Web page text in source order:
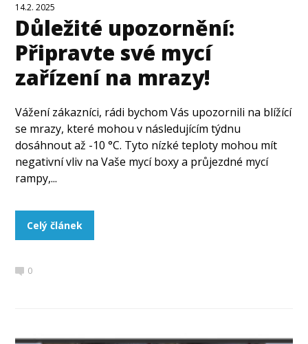
14.2. 2025
Důležité upozornění:
Připravte své mycí
zařízení na mrazy!
Vážení zákazníci, rádi bychom Vás upozornili na blížící
se mrazy, které mohou v následujícím týdnu
dosáhnout až -10 °C. Tyto nízké teploty mohou mít
negativní vliv na Vaše mycí boxy a průjezdné mycí
rampy,...
Celý článek
0